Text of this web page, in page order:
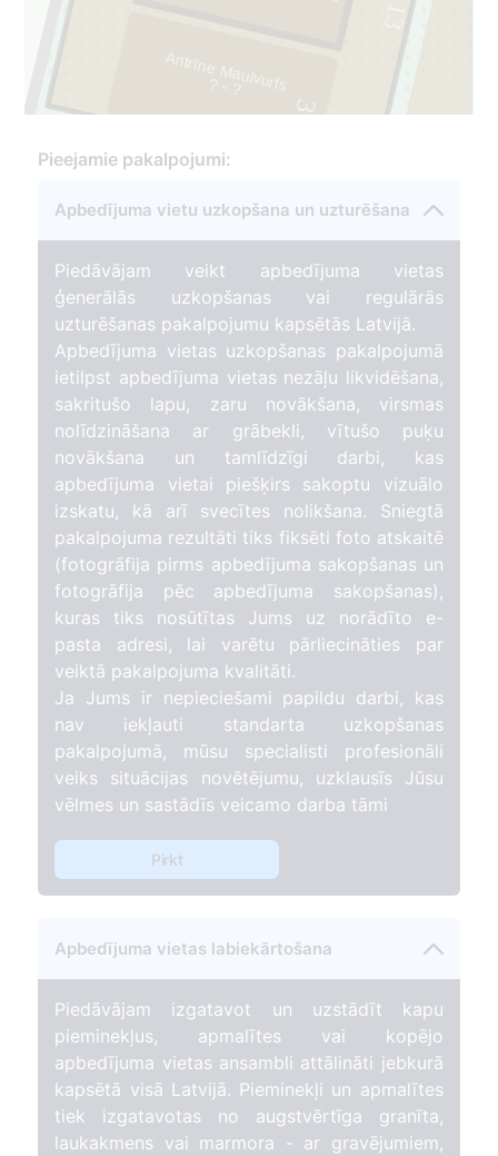
113
3
Antrīne Maulvurfs
? - ?
Pieejamie pakalpojumi:
Apbedījuma vietu uzkopšana un uzturēšana
Piedāvājam veikt apbedījuma vietas
ģenerālās uzkopšanas vai regulārās
uzturēšanas pakalpojumu kapsētās Latvijā.
Apbedījuma vietas uzkopšanas pakalpojumā
ietilpst apbedījuma vietas nezāļu likvidēšana,
sakritušo lapu, zaru novākšana, virsmas
nolīdzināšana ar grābekli, vītušo puķu
novākšana un tamlīdzīgi darbi, kas
apbedījuma vietai piešķirs sakoptu vizuālo
izskatu, kā arī svecītes nolikšana. Sniegtā
pakalpojuma rezultāti tiks fiksēti foto atskaitē
(fotogrāfija pirms apbedījuma sakopšanas un
fotogrāfija pēc apbedījuma sakopšanas),
kuras tiks nosūtītas Jums uz norādīto e-
pasta adresi, lai varētu pārliecināties par
veiktā pakalpojuma kvalitāti.
Ja Jums ir nepieciešami papildu darbi, kas
nav iekļauti standarta uzkopšanas
pakalpojumā, mūsu specialisti profesionāli
veiks situācijas novētējumu, uzklausīs Jūsu
vēlmes un sastādīs veicamo darba tāmi
Pirkt
Apbedījuma vietas labiekārtošana
Piedāvājam izgatavot un uzstādīt kapu
pieminekļus, apmalītes vai kopējo
apbedījuma vietas ansambli attālināti jebkurā
kapsētā visā Latvijā. Pieminekļi un apmalītes
tiek izgatavotas no augstvērtīga granīta,
laukakmens vai marmora - ar gravējumiem,